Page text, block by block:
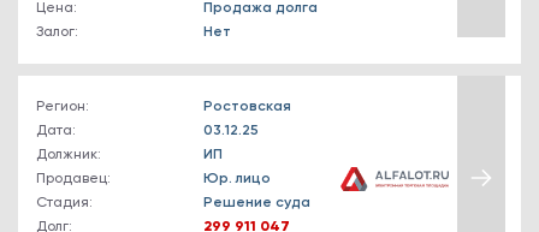
Цена:
Продажа долга
Залог:
Нет
Регион:
Ростовская
Дата:
03.12.25
Должник:
ИП
Продавец:
Юр. лицо
Стадия:
Решение суда
Долг:
299 911 047